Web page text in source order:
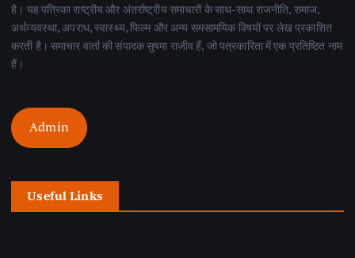
है। यह पत्रिका राष्ट्रीय और अंतर्राष्ट्रीय समाचारों के साथ-साथ राजनीति, समाज,
अर्थव्यवस्था, अपराध, स्वास्थ्य, फिल्म और अन्य समसामयिक विषयों पर लेख प्रकाशित
करती है। समाचार वार्ता की संपादक सुषमा राजीव हैं, जो पत्रकारिता में एक प्रतिष्ठित नाम
हैं।
Admin
Useful Links